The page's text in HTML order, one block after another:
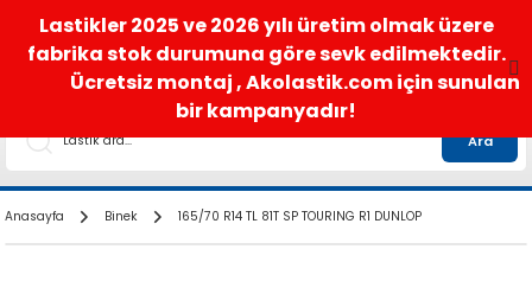
satis@akolastik.com 0 850 285 63 85
Ara
Anasayfa Binek 165/70 R14 TL 81T SP TOURING R1 DUNLOP
Lastikler 2025 ve 2026 yılı üretim olmak üzere
fabrika stok durumuna göre sevk edilmektedir.
Ücretsiz montaj , Akolastik.com için sunulan
bir kampanyadır!